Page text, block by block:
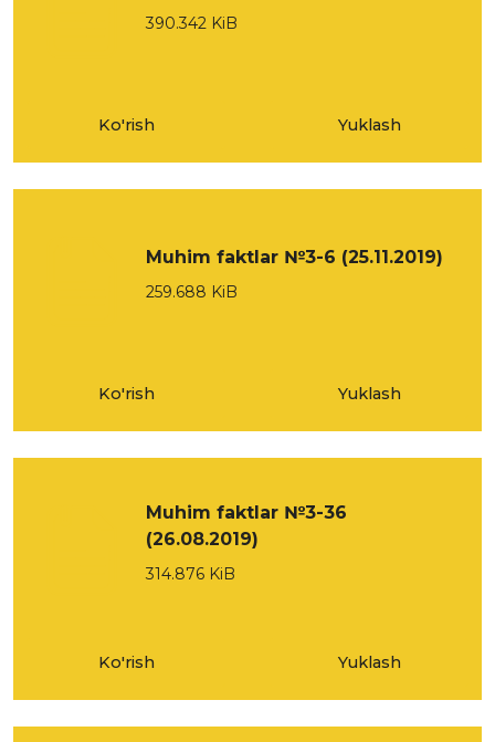
390.342 KiB
Ko'rish Yuklash
Muhim faktlar №3-6 (25.11.2019)
259.688 KiB
Ko'rish Yuklash
Muhim faktlar №3-36
(26.08.2019)
314.876 KiB
Ko'rish Yuklash